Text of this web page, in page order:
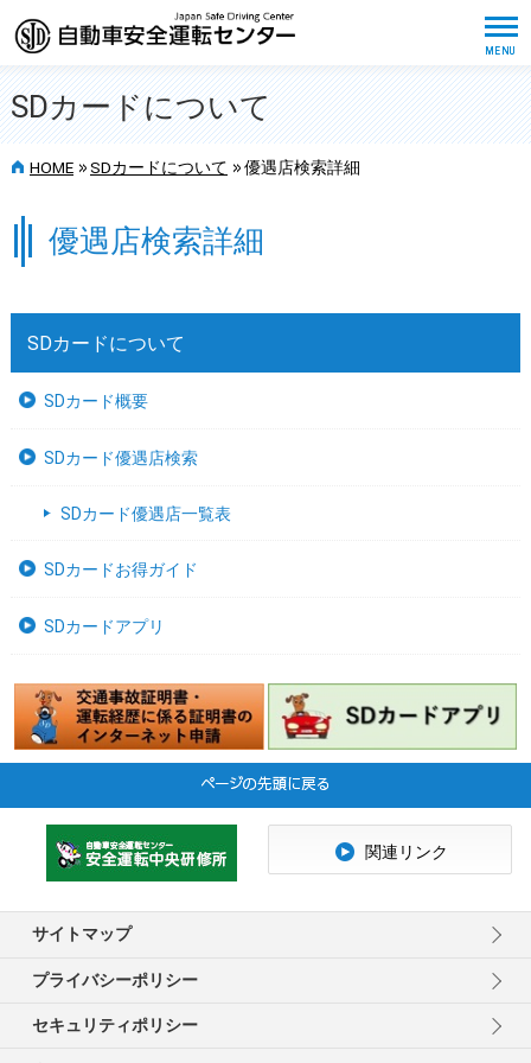
SDカードについて
HOME >> SDカードについて >> 優遇店検索詳細
優遇店検索詳細
SDカードについて
SDカード概要
SDカード優遇店検索
SDカード優遇店一覧表
SDカードお得ガイド
SDカードアプリ
サイトマップ
プライバシーポリシー
セキュリティポリシー
関連リンク